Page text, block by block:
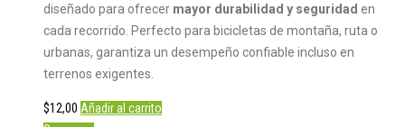
diseñado para ofrecer mayor durabilidad y seguridad en
cada recorrido. Perfecto para bicicletas de montaña, ruta o
urbanas, garantiza un desempeño confiable incluso en
terrenos exigentes.
$12,00 Añadir al carrito